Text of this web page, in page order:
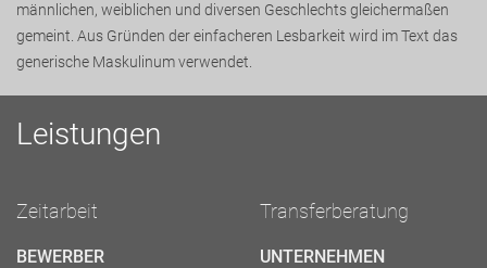
männlichen, weiblichen und diversen Geschlechts gleichermaßen
gemeint. Aus Gründen der einfacheren Lesbarkeit wird im Text das
generische Maskulinum verwendet.
Leistungen
Zeitarbeit
BEWERBER
Transferberatung
UNTERNEHMEN